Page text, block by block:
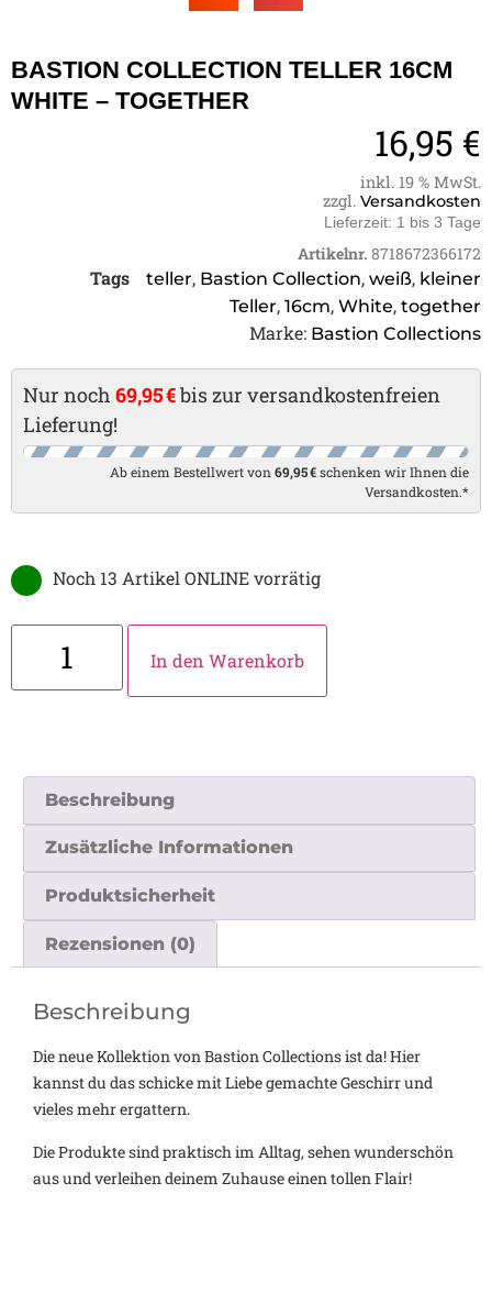
BASTION COLLECTION TELLER 16CM
WHITE – TOGETHER
16,95 €
inkl. 19 % MwSt.
zzgl. Versandkosten
Lieferzeit: 1 bis 3 Tage
Artikelnr. 8718672366172
Tags teller, Bastion Collection, weiß, kleiner
Teller, 16cm, White, together
Marke: Bastion Collections
Nur noch 69,95 €bis zur versandkostenfreien
Lieferung!
Ab einem Bestellwert von69,95 €schenken wir Ihnen die
Versandkosten.*
Noch 13 Artikel ONLINE vorrätig
In den Warenkorb
Beschreibung
Zusätzliche Informationen
Produktsicherheit
Rezensionen (0)
Beschreibung
Die neue Kollektion von Bastion Collections ist da! Hier
kannst du das schicke mit Liebe gemachte Geschirr und
vieles mehr ergattern.
Die Produkte sind praktisch im Alltag, sehen wunderschön
aus und verleihen deinem Zuhause einen tollen Flair!